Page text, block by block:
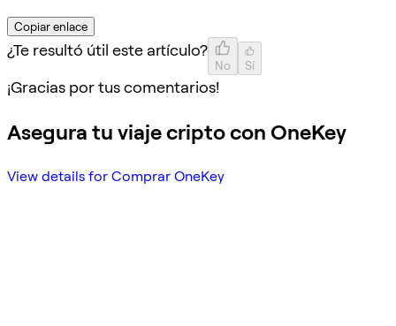
Copiar enlace
¿Te resultó útil este artículo?
No Sí
¡Gracias por tus comentarios!
Asegura tu viaje cripto con OneKey
View details for Comprar OneKey